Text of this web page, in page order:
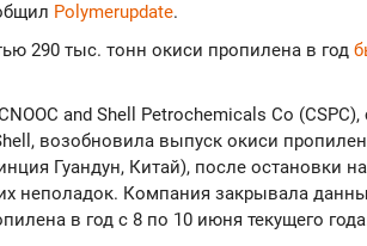
Polymerupdate.
290 тыс. тонн окиси пропилена в год
and Shell Petrochemicals Co
возобновила выпуск окиси
Гуандун, Китай), после остановки
неполадок. Компания закрывала
в год с 8 по 10 июня текущего